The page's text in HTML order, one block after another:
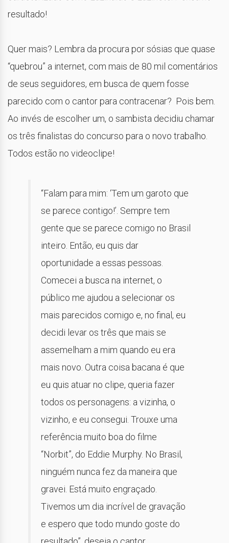
resultado!
Quer mais? Lembra da procura por sósias que quase
“quebrou” a internet, com mais de 80 mil comentários
de seus seguidores, em busca de quem fosse
parecido com o cantor para contracenar? Pois bem.
Ao invés de escolher um, o sambista decidiu chamar
os três finalistas do concurso para o novo trabalho.
Todos estão no videoclipe!
“Falam para mim: ‘Tem um garoto que
se parece contigo!’. Sempre tem
gente que se parece comigo no Brasil
inteiro. Então, eu quis dar
oportunidade a essas pessoas.
Comecei a busca na internet, o
público me ajudou a selecionar os
mais parecidos comigo e, no final, eu
decidi levar os três que mais se
assemelham a mim quando eu era
mais novo. Outra coisa bacana é que
eu quis atuar no clipe, queria fazer
todos os personagens: a vizinha, o
vizinho, e eu consegui. Trouxe uma
referência muito boa do filme
“Norbit”, do Eddie Murphy. No Brasil,
ninguém nunca fez da maneira que
gravei. Está muito engraçado.
Tivemos um dia incrível de gravação
e espero que todo mundo goste do